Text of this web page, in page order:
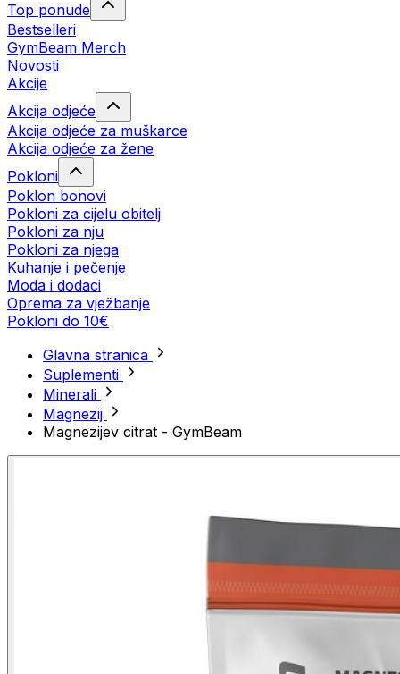
Top ponude
Bestselleri
GymBeam Merch
Novosti
Akcije
Akcija odjeće
Akcija odjeće za muškarce
Akcija odjeće za žene
Pokloni
Poklon bonovi
Pokloni za cijelu obitelj
Pokloni za nju
Pokloni za njega
Kuhanje i pečenje
Moda i dodaci
Oprema za vježbanje
Pokloni do 10€
Glavna stranica
Suplementi
Minerali
Magnezij
Magnezijev citrat - GymBeam